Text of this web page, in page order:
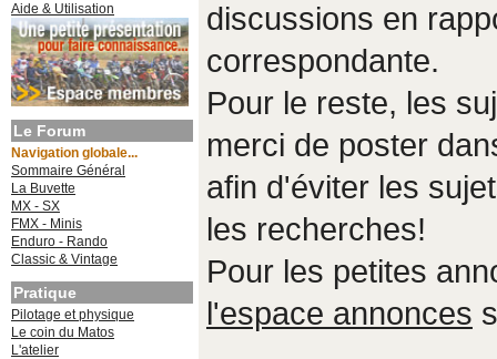
Aide & Utilisation
Le Forum
Navigation globale...
Sommaire Général
La Buvette
MX - SX
FMX - Minis
Enduro - Rando
Classic & Vintage
Pratique
Pilotage et physique
Le coin du Matos
L'atelier
discussions en
correspondante.
Pour le reste, les
merci de poster
afin d'éviter les
les recherches!
Pour les petites
l'espace annonces